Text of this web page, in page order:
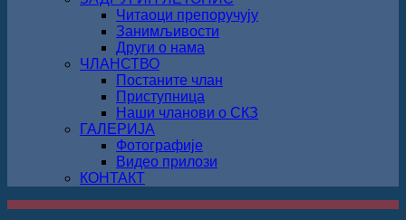
Читаоци препоручују
Занимљивости
Други о нама
ЧЛАНСТВО
Постаните члан
Приступница
Наши чланови о СКЗ
ГАЛЕРИЈА
Фотографије
Видео прилози
КОНТАКТ